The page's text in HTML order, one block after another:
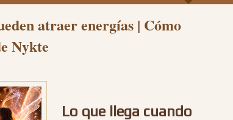
atraer energías | Cómo
Nykte
Lo que llega cuando